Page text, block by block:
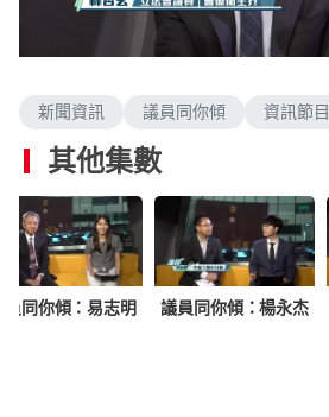
新聞資訊 議員同你傾 資訊節目
其他集數
員同你傾：易志明 議員同你傾：楊永杰